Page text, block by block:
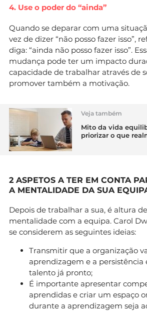
4. Use o poder do “ainda”
Quando se deparar com uma
vez de dizer “não posso fazer isso”,
diga: “ainda não posso fazer isso”.
mudança pode ter um impacto
capacidade de trabalhar através de
promover também a motivação.
Veja também
Mito da vida
priorizar o que
2 ASPETOS A TER EM CONTA
A MENTALIDADE DA SUA
Depois de trabalhar a sua, é altura
mentalidade com a equipa. Carol
se considerem as seguintes ideias:
Transmitir que a organização
aprendizagem e a persistência
talento já pronto;
É importante apresentar
aprendidas e criar um espaço
durante a aprendizagem seja